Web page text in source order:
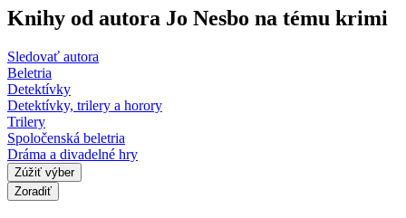
Knihy od autora Jo Nesbo na tému krimi
Sledovať autora
Beletria
Detektívky
Detektívky, trilery a horory
Trilery
Spoločenská beletria
Dráma a divadelné hry
Zúžiť výber
Zoradiť